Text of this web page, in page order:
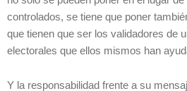
controlados, se tiene que poner
que tienen que ser los validadores de
electorales que ellos mismos han
Y la responsabilidad frente a su